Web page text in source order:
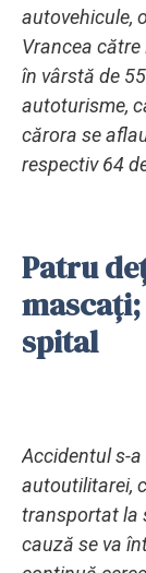
autovehicule,
Vrancea
în vârstă de
autoturisme,
cărora se
respectiv 64
Patru
spital
Accidentul s-
autoutilitarei,
transportat la
cauză se va